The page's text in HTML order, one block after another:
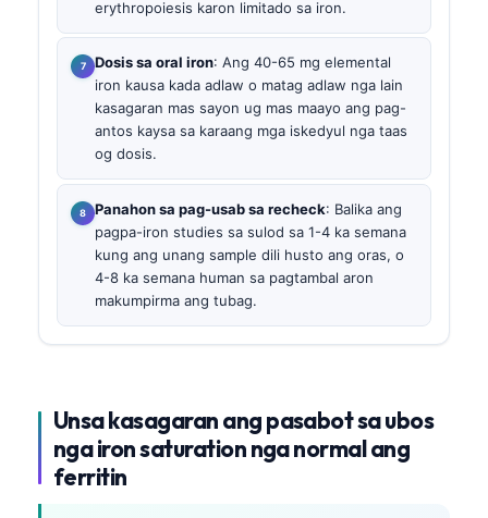
erythropoiesis karon limitado sa iron.
Dosis sa oral iron: Ang 40-65 mg elemental
iron kausa kada adlaw o matag adlaw nga lain
kasagaran mas sayon ug mas maayo ang pag-
antos kaysa sa karaang mga iskedyul nga taas
og dosis.
Panahon sa pag-usab sa recheck: Balika ang
pagpa-iron studies sa sulod sa 1-4 ka semana
kung ang unang sample dili husto ang oras, o
4-8 ka semana human sa pagtambal aron
makumpirma ang tubag.
Unsa kasagaran ang pasabot sa ubos
nga iron saturation nga normal ang
ferritin